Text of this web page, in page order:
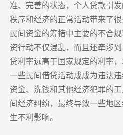
准、完善的状态，个人贷款引
秩序和经济的正常活动带来了
民间资金的筹措中主要的不合
资行动不仅混乱，而且还牵涉
贷利率远高于国家规定的利率
一些民间借贷活动成成为违法
资金、洗钱和其他经济犯罪的
间经济纠纷，最终导致一些地
生不利影响。